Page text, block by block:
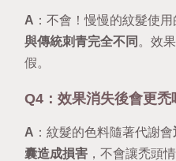
A ：不會！慢慢的紋髮使
與傳統刺青完全不同 。效
假。
Q4：效果消失後會更禿
A ：紋髮的色料隨著代謝會
囊造成損害 ，不會讓禿頭